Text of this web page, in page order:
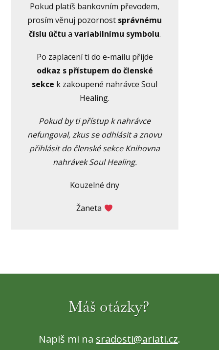
Pokud platíš bankovním převodem,
prosím věnuj pozornost správnému
číslu účtu a variabilnímu symbolu.
Po zaplacení ti do e-mailu přijde
odkaz s přístupem do členské
sekce k zakoupené nahrávce Soul
Healing.
Pokud by ti přístup k nahrávce
nefungoval, zkus se odhlásit a znovu
přihlásit do členské sekce Knihovna
nahrávek Soul Healing.
Kouzelné dny
Žaneta
Máš otázky?
Napiš mi na sradosti@ariati.cz.